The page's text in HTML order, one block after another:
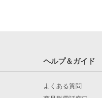
ヘルプ＆ガイド
よくある質問